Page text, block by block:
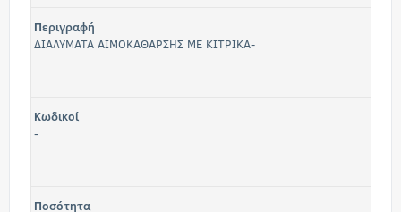
Περιγραφή
ΔΙΑΛΥΜΑΤΑ ΑΙΜΟΚΑΘΑΡΣΗΣ ΜΕ ΚΙΤΡΙΚΑ-
Κωδικοί
-
Ποσότητα